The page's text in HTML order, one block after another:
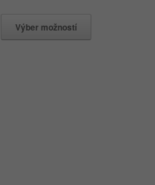
Výber možností